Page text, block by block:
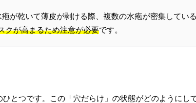
疱が乾いて薄皮が剥ける際、複数の水疱が密集してい
クが高まるため注意が必要です。
とつです。この「穴だらけ」の状態がどのようにし